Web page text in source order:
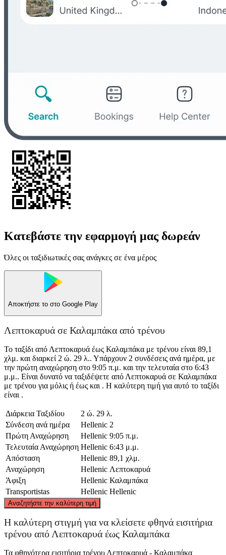
Κατεβάστε την εφαρμογή μας δωρεάν
Όλες οι ταξιδιωτικές σας ανάγκες σε ένα μέρος
Αποκτήστε το στο Google Play
Λεπτοκαρυά σε Καλαμπάκα από τρένου
Το ταξίδι από Λεπτοκαρυά έως Καλαμπάκα με τρένου είναι 89,1
χλμ. και διαρκεί 2 ώ. 29 λ.. Υπάρχουν 2 συνδέσεις ανά ημέρα, με
την πρώτη αναχώρηση στο 9:05 π.μ. και την τελευταία στο 6:43
μ.μ.. Είναι δυνατό να ταξιδέψετε από Λεπτοκαρυά σε Καλαμπάκα
με τρένου για μόλις ή έως και . Η καλύτερη τιμή για αυτό το ταξίδι
είναι .
Διάρκεια Ταξιδίου
2 ώ. 29 λ.
Σύνδεση ανά ημέρα
Hellenic 2
Πρώτη Αναχώρηση
Hellenic 9:05 π.μ.
Τελευταία Αναχώρηση Hellenic 6:43 μ.μ.
Απόσταση
Hellenic 89,1 χλμ.
Αναχώρηση
Hellenic Λεπτοκαρυά
Άφιξη
Hellenic Καλαμπάκα
Transportistas
Hellenic Hellenic
Αναζητήστε την καλύτερη τιμή
Leptokarya
©CARTO
Η καλύτερη στιγμή για να κλείσετε φθηνά εισιτήρια
τρένου από Λεπτοκαρυά έως Καλαμπάκα
Τα φθηνότερα εισιτήρια τρένου Λεπτοκαρυά - Καλαμπάκα